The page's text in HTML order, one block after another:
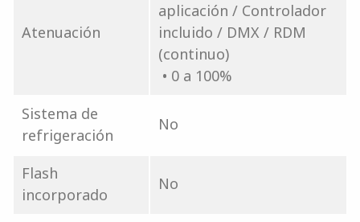
Atenuación
aplicación / Controlador
incluido / DMX / RDM
(continuo)
• 0 a 100%
Sistema de
refrigeración
No
Flash
incorporado
No